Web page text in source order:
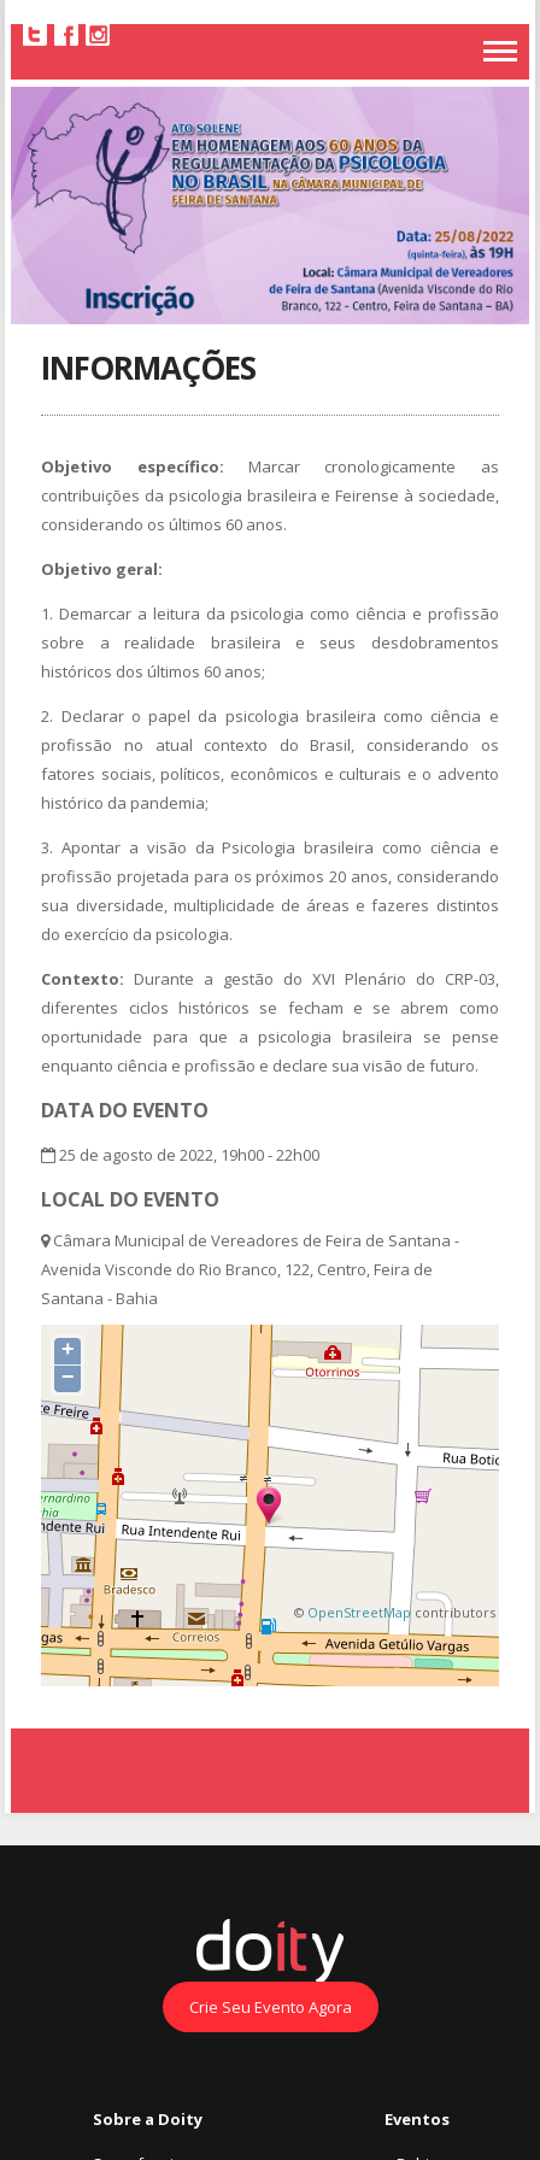
INFORMAÇÕES
Objetivo específico: Marcar cronologicamente as
contribuições da psicologia brasileira e Feirense à sociedade,
considerando os últimos 60 anos.
Objetivo geral:
1. Demarcar a leitura da psicologia como ciência e profissão
sobre a realidade brasileira e seus desdobramentos
históricos dos últimos 60 anos;
2. Declarar o papel da psicologia brasileira como ciência e
profissão no atual contexto do Brasil, considerando os
fatores sociais, políticos, econômicos e culturais e o advento
histórico da pandemia;
3. Apontar a visão da Psicologia brasileira como ciência e
profissão projetada para os próximos 20 anos, considerando
sua diversidade, multiplicidade de áreas e fazeres distintos
do exercício da psicologia.
Contexto: Durante a gestão do XVI Plenário do CRP-03,
diferentes ciclos históricos se fecham e se abrem como
oportunidade para que a psicologia brasileira se pense
enquanto ciência e profissão e declare sua visão de futuro.
DATA DO EVENTO
25 de agosto de 2022, 19h00 - 22h00
LOCAL DO EVENTO
Câmara Municipal de Vereadores de Feira de Santana -
Avenida Visconde do Rio Branco, 122, Centro, Feira de
Santana - Bahia
+
−
© OpenStreetMap contributors
Crie Seu Evento Agora
Sobre a Doity Eventos